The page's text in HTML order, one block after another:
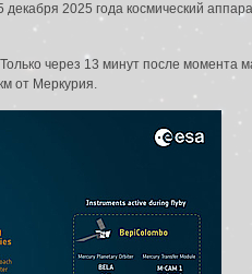
2025 года космический
через 13 минут после момента
от Меркурия.